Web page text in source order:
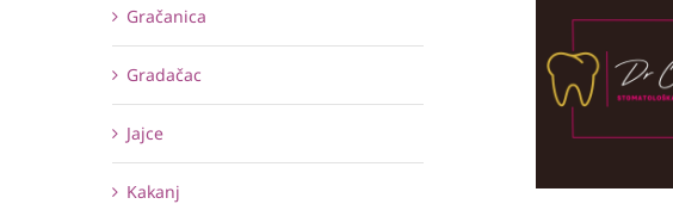
Gračanica
Gradačac
Jajce
Kakanj